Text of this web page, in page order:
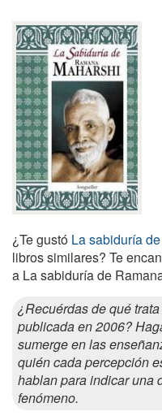
¿Te gustó La sabiduría
libros similares? Te
a La sabiduría de
¿Recuérdas de qué
publicada en 2006?
sumerge en las
quién cada percepción
hablan para indicar una
fenómeno.